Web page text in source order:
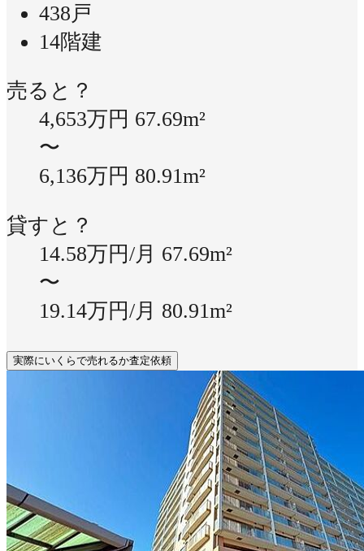
438戸
14階建
売ると？
4,653万円 67.69m²
〜
6,136万円 80.91m²
貸すと？
14.58万円/月 67.69m²
〜
19.14万円/月 80.91m²
実際にいくらで売れるか査定依頼